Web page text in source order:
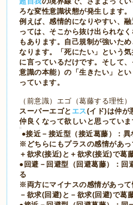
ろな変性意識状態が発生します。
例えば、感情的になりやすい、
っては、そこから抜け出られな
もあります。 自己規制が強いた
なります。
「死にたい」という
に言っているだけです。そして、
意識の本能）の「生きたい」と
っています。
（前意識）エゴ（葛藤する理性）
スーパーエゴと エス(イド)は仲が
仲良くなって欲しいと思っていま
●接近－接近型（接近葛藤）
：
※どちらにもプラスの感情があっ
＋欲求(接近) と＋欲求(接近)で葛
●回避－回避型（回避葛藤）
：回
る
※両方にマイナスの感情があって
－欲求(回避) と－欲求(回避)で葛